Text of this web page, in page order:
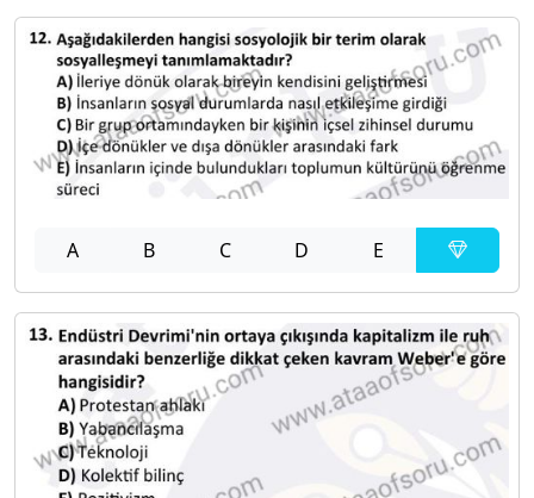
A B C D E